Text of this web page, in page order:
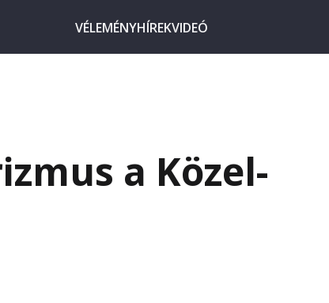
VÉLEMÉNYHÍREKVIDEÓ
a Közel-